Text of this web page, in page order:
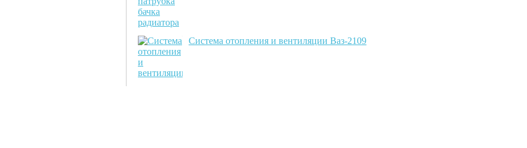
Система отопления и вентиляции Ваз-2109